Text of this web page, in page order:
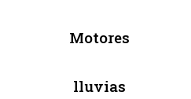
Motores
lluvias